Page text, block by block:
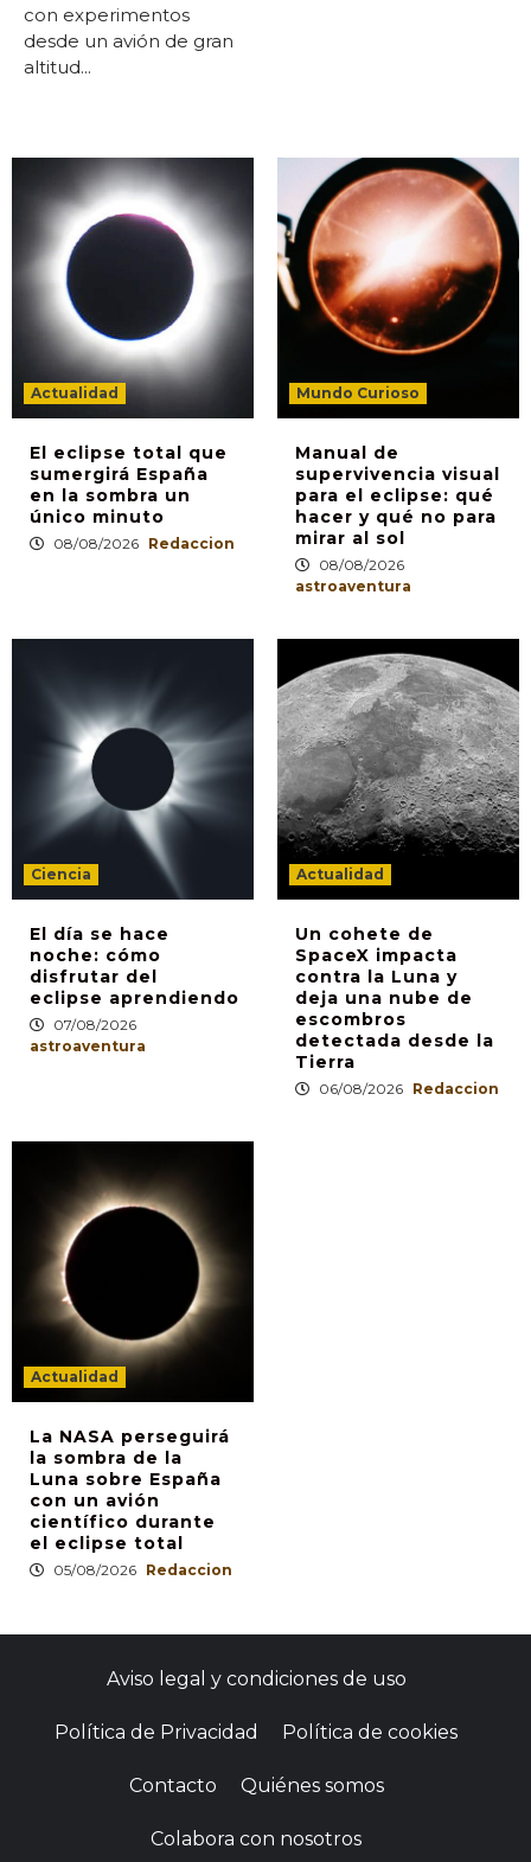
con experimentos
desde un avión de gran
altitud...
Actualidad
El eclipse total que
sumergirá España
en la sombra un
único minuto
08/08/2026 Redaccion
Mundo Curioso
Manual de
supervivencia visual
para el eclipse: qué
hacer y qué no para
mirar al sol
08/08/2026
astroaventura
Ciencia
El día se hace
noche: cómo
disfrutar del
eclipse aprendiendo
07/08/2026
astroaventura
Actualidad
Un cohete de
SpaceX impacta
contra la Luna y
deja una nube de
escombros
detectada desde la
Tierra
06/08/2026 Redaccion
Actualidad
La NASA perseguirá
la sombra de la
Luna sobre España
con un avión
científico durante
el eclipse total
05/08/2026 Redaccion
Aviso legal y condiciones de uso
Política de Privacidad Política de cookies
Contacto Quiénes somos
Colabora con nosotros